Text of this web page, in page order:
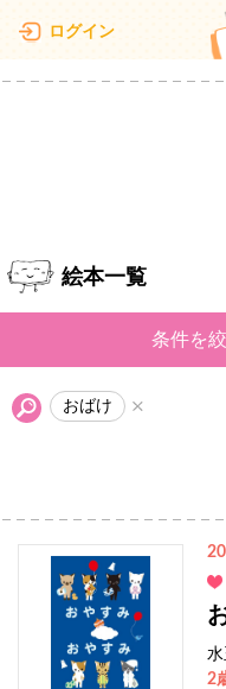
ログイン
絵本一覧
条件を
おばけ
2